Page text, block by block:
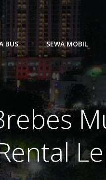
BUS SEWA MOBIL